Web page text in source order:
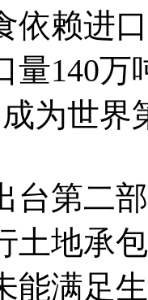
依赖进
量140万
为世
台第二
地承
能满足